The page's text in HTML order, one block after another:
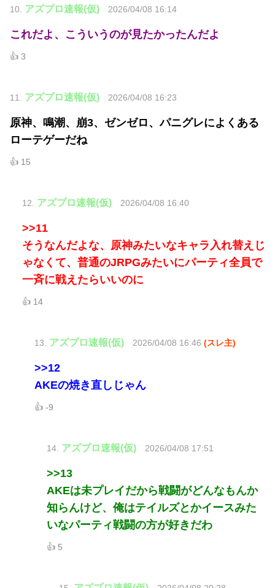
10. アズプロ速報(仮) 2026/04/08 16:14
これだよ、こういうのが見たかったんだよ
👍 3
11. アズプロ速報(仮) 2026/04/08 16:23
原神、鳴潮、崩3、ゼンゼロ、パニグレによくある
ローテゲーだね
👍 15
12. アズプロ速報(仮) 2026/04/08 16:40
>>11
そうなんだよな、原神みたいなキャラ入れ替えじ
ゃなくて、普通のJRPGみたいにパーティ全員で
一斉に戦えたらいいのに
👍 14
13. アズプロ速報(仮) 2026/04/08 16:46 (スレ主)
>>12
AKEの焼き直しじゃん
👍 -9
14. アズプロ速報(仮) 2026/04/08 17:51
>>13
AKEは未プレイだから戦闘がどんなもんか
知らんけど、俺はテイルズとかイースみた
いなパーティ戦闘の方が好きだわ
👍 5